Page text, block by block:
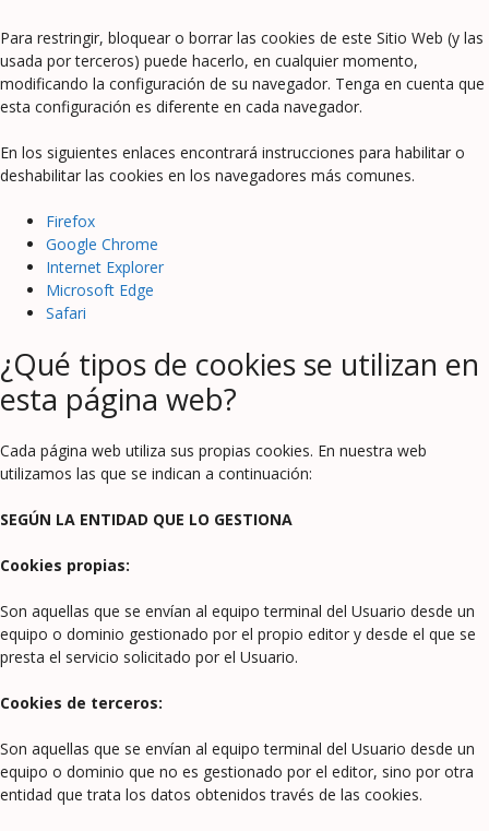
Para restringir, bloquear o borrar las cookies de este Sitio Web (y las
usada por terceros) puede hacerlo, en cualquier momento,
modificando la configuración de su navegador. Tenga en cuenta que
esta configuración es diferente en cada navegador.
En los siguientes enlaces encontrará instrucciones para habilitar o
deshabilitar las cookies en los navegadores más comunes.
Firefox
Google Chrome
Internet Explorer
Microsoft Edge
Safari
¿Qué tipos de cookies se utilizan en
esta página web?
Cada página web utiliza sus propias cookies. En nuestra web
utilizamos las que se indican a continuación:
SEGÚN LA ENTIDAD QUE LO GESTIONA
Cookies propias:
Son aquellas que se envían al equipo terminal del Usuario desde un
equipo o dominio gestionado por el propio editor y desde el que se
presta el servicio solicitado por el Usuario.
Cookies de terceros:
Son aquellas que se envían al equipo terminal del Usuario desde un
equipo o dominio que no es gestionado por el editor, sino por otra
entidad que trata los datos obtenidos través de las cookies.